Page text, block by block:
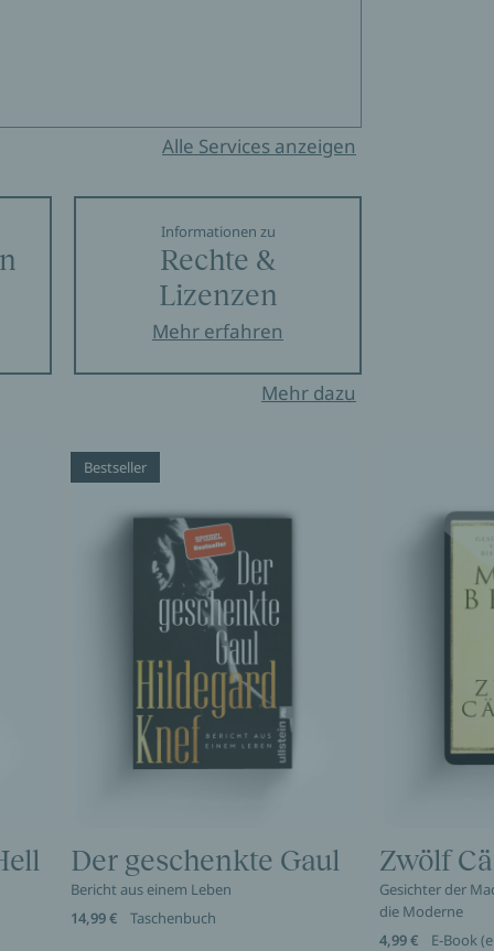
Alle Services anzeigen
Informationen zu
Rechte &
Lizenzen
Mehr erfahren
Mehr dazu
Bestseller
Der geschenkte Gaul
Bericht aus einem Leben
14,99 €
Taschenbuch
Zwölf
Gesichter der
die Moderne
4,99 €
E-Book